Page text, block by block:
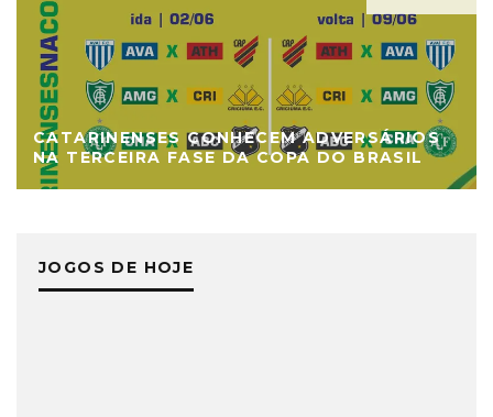
CATARINENSES CONHECEM ADVERSÁRIOS
NA TERCEIRA FASE DA COPA DO BRASIL
JOGOS DE HOJE